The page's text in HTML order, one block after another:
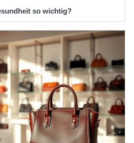
so wichtig?